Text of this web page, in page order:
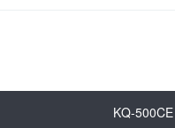
KQ-500CE